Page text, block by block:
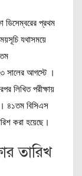
ডিসেম্বরের প্রথম
যথাসময়ে
সালের আগস্টে ।
লিখিত পরীক্ষায়
৪১তম বিসিএস
করা হয়েছে।
তারিখ